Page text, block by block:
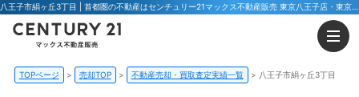
TOPページ 売却TOP 不動産売却・買取査定実績一覧 八王子市絹ヶ丘3丁目